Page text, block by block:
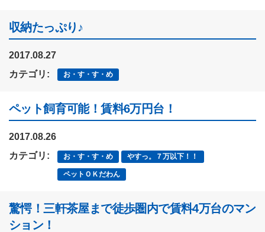
収納たっぷり♪
2017.08.27
カテゴリ:
お・す・す・め
ペット飼育可能！賃料6万円台！
2017.08.26
カテゴリ:
お・す・す・め やすっ。７万以下！！
ペットＯＫだわん
驚愕！三軒茶屋まで徒歩圏内で賃料4万台のマン
ション！